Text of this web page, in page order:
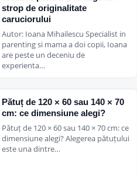
strop de originalitate
caruciorului
Autor: Ioana Mihailescu Specialist in
parenting si mama a doi copii, Ioana
are peste un deceniu de
experienta…
Pătuț de 120 × 60 sau 140 × 70
cm: ce dimensiune alegi?
Pătuț de 120 × 60 sau 140 × 70 cm: ce
dimensiune alegi? Alegerea pătuțului
este una dintre…